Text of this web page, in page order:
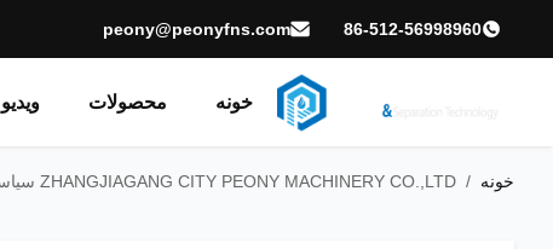
86-512-56998960
peony@peonyfns.com
خونه محصولات ویدیو
خونه / ZHANGJIAGANG CITY PEONY MACHINERY CO.,LTD سیاست حفظ حریم خصوصی